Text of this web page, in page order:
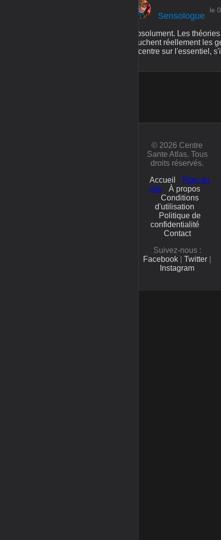
Sensologue
le
Absolument. Les
touchent réellement les
recentre sur l'essentiel,
© 2026 Centre
Sante Atlas. Tous
droits réservés.
Accueil
Plan du
site
À propos
Conditions
d'utilisation
Politique de
confidentialité
Contact
Suivez-nous :
Facebook
Twitter
Instagram